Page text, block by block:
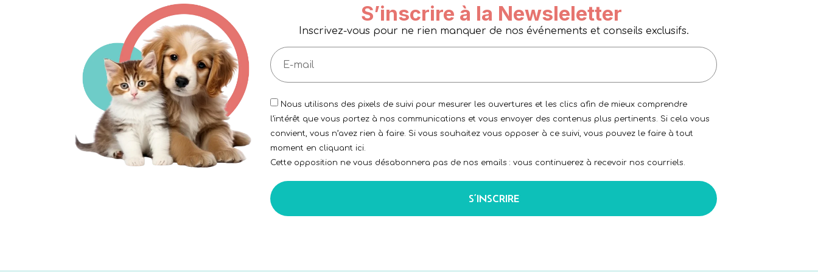
S’inscrire à la Newsleletter
Inscrivez-vous pour ne rien manquer de nos événements et conseils exclusifs.
Nous utilisons des pixels de suivi pour mesurer les ouvertures et les clics afin de mieux comprendre
l’intérêt que vous portez à nos communications et vous envoyer des contenus plus pertinents. Si cela vous
convient, vous n’avez rien à faire. Si vous souhaitez vous opposer à ce suivi, vous pouvez le faire à tout
moment en cliquant ici.
Cette opposition ne vous désabonnera pas de nos emails : vous continuerez à recevoir nos courriels.
S’INSCRIRE